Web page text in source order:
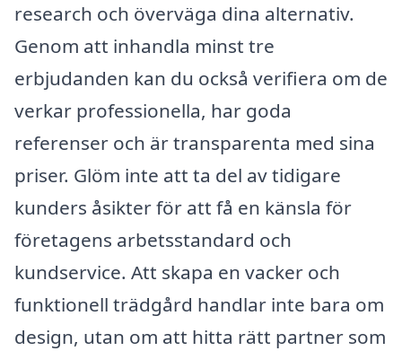
research och överväga dina alternativ.
Genom att inhandla minst tre
erbjudanden kan du också verifiera om de
verkar professionella, har goda
referenser och är transparenta med sina
priser. Glöm inte att ta del av tidigare
kunders åsikter för att få en känsla för
företagens arbetsstandard och
kundservice. Att skapa en vacker och
funktionell trädgård handlar inte bara om
design, utan om att hitta rätt partner som